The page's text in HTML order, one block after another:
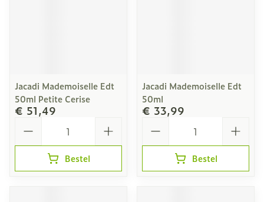
Jacadi Mademoiselle Edt
50ml Petite Cerise
€ 51,49
Bestel
Jacadi Mademoiselle Edt
50ml
€ 33,99
Bestel